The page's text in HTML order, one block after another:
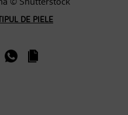
© Shutterstock
TIPUL DE PIELE